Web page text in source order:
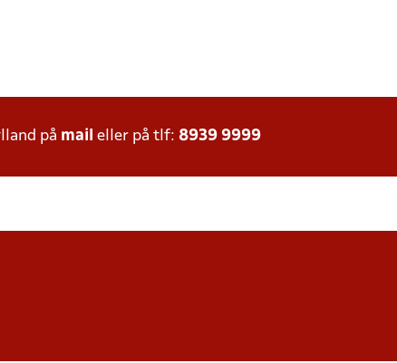
på mail eller på tlf: 8939 9999